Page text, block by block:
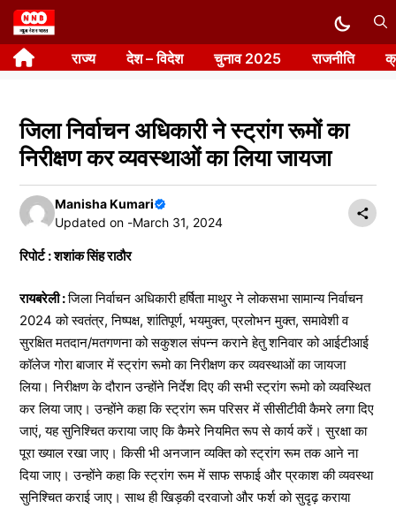
Skip
to
content राज्य देश – विदेश चुनाव 2025 राजनीति
जिला निर्वाचन अधिकारी ने स्ट्रांग रूमों का
निरीक्षण कर व्यवस्थाओं का लिया जायजा
Manisha Kumari
Updated on -March 31, 2024
रिपोर्ट : शशांक सिंह राठौर
रायबरेली :जिला निर्वाचन अधिकारी हर्षिता माथुर ने लोकसभा सामान्य निर्वाचन
2024 को स्वतंत्र, निष्पक्ष, शांतिपूर्ण, भयमुक्त, प्रलोभन मुक्त, समावेशी व
सुरक्षित मतदान/मतगणना को सकुशल संपन्न कराने हेतु शनिवार को आईटीआई
कॉलेज गोरा बाजार में स्ट्रांग रूमो का निरीक्षण कर व्यवस्थाओं का जायजा
लिया। निरीक्षण के दौरान उन्होंने निर्देश दिए की सभी स्ट्रांग रूमो को व्यवस्थित
कर लिया जाए। उन्होंने कहा कि स्ट्रांग रूम परिसर में सीसीटीवी कैमरे लगा दिए
जाएं, यह सुनिश्चित कराया जाए कि कैमरे नियमित रूप से कार्य करें। सुरक्षा का
पूरा ख्याल रखा जाए। किसी भी अनजान व्यक्ति को स्ट्रांग रूम तक आने ना
दिया जाए। उन्होंने कहा कि स्ट्रांग रूम में साफ सफाई और प्रकाश की व्यवस्था
सुनिश्चित कराई जाए। साथ ही खिड़की दरवाजो और फर्श को सुदृढ़ कराया